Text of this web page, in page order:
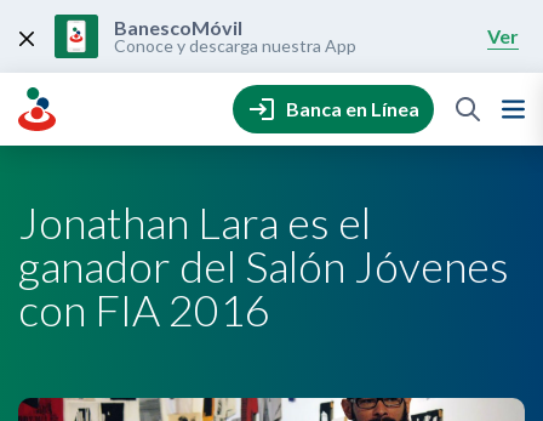
content
BanescoMóvil
Conoce y descarga nuestra App Ver
Banca en Línea
Jonathan Lara es el
ganador del Salón Jóvenes
con FIA 2016